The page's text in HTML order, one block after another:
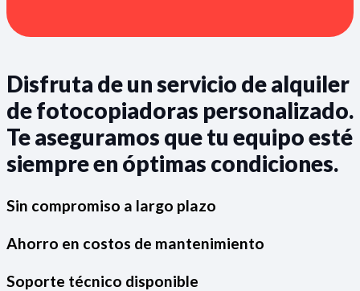
Disfruta de un servicio de alquiler
de fotocopiadoras personalizado.
Te aseguramos que tu equipo esté
siempre en óptimas condiciones.
Sin compromiso a largo plazo
Ahorro en costos de mantenimiento
Soporte técnico disponible